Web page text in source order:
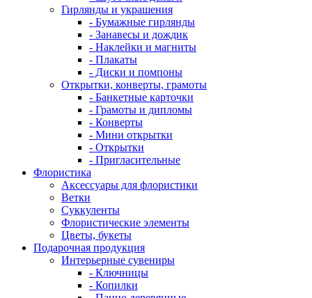
Гирлянды и украшения
- Бумажные гирлянды
- Занавесы и дождик
- Наклейки и магниты
- Плакаты
- Диски и помпоны
Открытки, конверты, грамоты
- Банкетные карточки
- Грамоты и дипломы
- Конверты
- Мини открытки
- Открытки
- Пригласительные
Флористика
Аксессуары для флористики
Ветки
Суккуленты
Флористические элементы
Цветы, букеты
Подарочная продукция
Интерьерные сувениры
- Ключницы
- Копилки